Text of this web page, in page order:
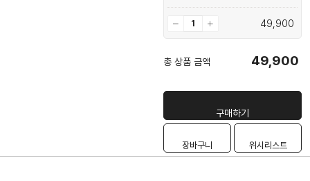
49,900
총 상품 금액 49,900
구매하기
장바구니 위시리스트